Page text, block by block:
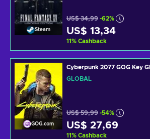
Steam
US$ 34,99 -62%
US$ 13,34
11% Cashback
GOG.com
Cyberpunk 2077 GOG Key
GLOBAL
US$ 59,99 -54%
US$ 27,69
11% Cashback